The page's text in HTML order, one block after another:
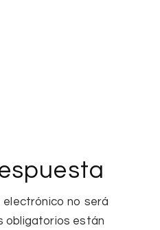
electrónico no será
obligatorios están